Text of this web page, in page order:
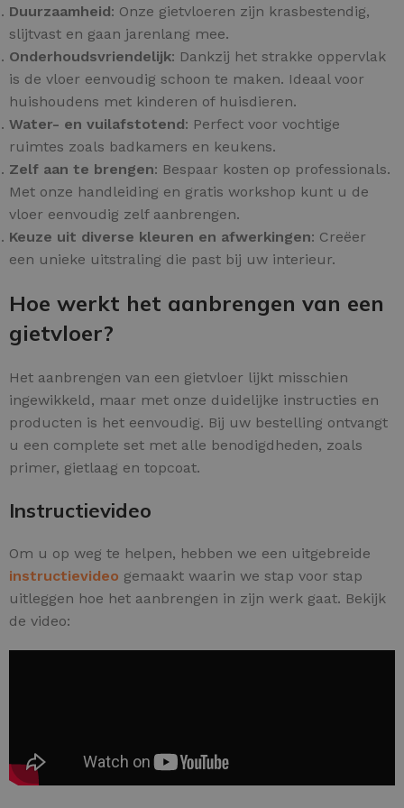
Duurzaamheid: Onze gietvloeren zijn krasbestendig,
slijtvast en gaan jarenlang mee.
Onderhoudsvriendelijk: Dankzij het strakke oppervlak
is de vloer eenvoudig schoon te maken. Ideaal voor
huishoudens met kinderen of huisdieren.
Water- en vuilafstotend: Perfect voor vochtige
ruimtes zoals badkamers en keukens.
Zelf aan te brengen: Bespaar kosten op professionals.
Met onze handleiding en gratis workshop kunt u de
vloer eenvoudig zelf aanbrengen.
Keuze uit diverse kleuren en afwerkingen: Creëer
een unieke uitstraling die past bij uw interieur.
Hoe werkt het aanbrengen van een
gietvloer?
Het aanbrengen van een gietvloer lijkt misschien
ingewikkeld, maar met onze duidelijke instructies en
producten is het eenvoudig. Bij uw bestelling ontvangt
u een complete set met alle benodigdheden, zoals
primer, gietlaag en topcoat.
Instructievideo
Om u op weg te helpen, hebben we een uitgebreide
instructievideo gemaakt waarin we stap voor stap
uitleggen hoe het aanbrengen in zijn werk gaat. Bekijk
de video: